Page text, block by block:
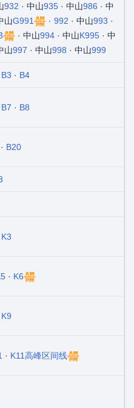
932 · 中山935 · 中山986 · 中
山G991 · 992 · 中山993 ·
· 中山994 · 中山K995 · 中
山997 · 中山998 · 中山999
B3 · B4
B7 · B8
· B20
K3
· K6
K9
· K11高峰区间线